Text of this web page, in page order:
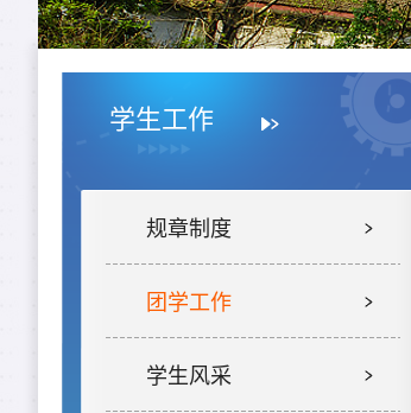
学生工作
规章制度
团学工作
学生风采